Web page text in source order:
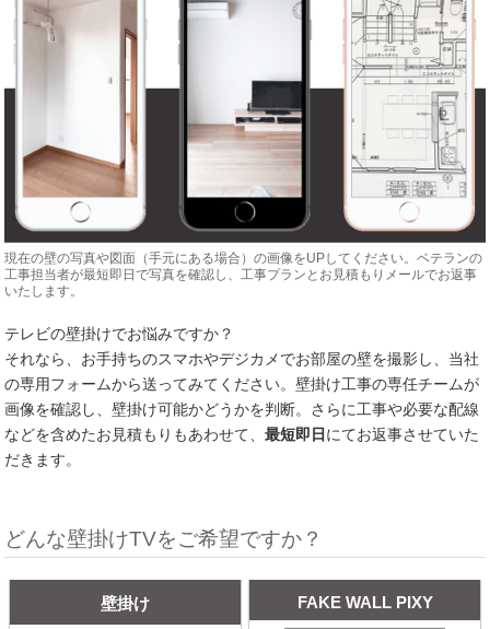
現在の壁の写真や図面（手元にある場合）の画像をUPしてください。ベテランの
工事担当者が最短即日で写真を確認し、工事プランとお見積もりメールでお返事
いたします。
テレビの壁掛けでお悩みですか？
それなら、お手持ちのスマホやデジカメでお部屋の壁を撮影し、当社
の専用フォームから送ってみてください。壁掛け工事の専任チームが
画像を確認し、壁掛け可能かどうかを判断。さらに工事や必要な配線
などを含めたお見積もりもあわせて、最短即日 にてお返事させていた
だきます。
どんな壁掛けTVをご希望ですか？
壁掛け FAKE WALL PIXY